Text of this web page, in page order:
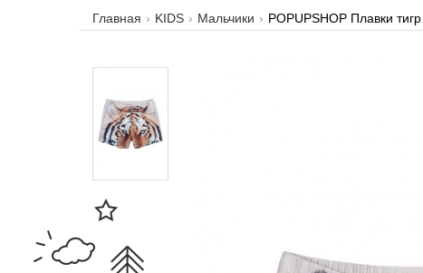
Главная KIDS Мальчики POPUPSHOP Плавки тигр